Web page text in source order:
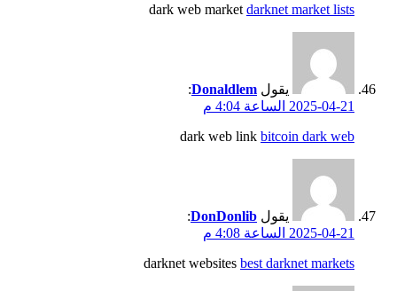
dark web marketdarknet market lists
يقول Donaldlem
:
2025-04-21 الساعة 4:04 م
dark web linkbitcoin dark web
يقول DonDonlib
:
2025-04-21 الساعة 4:08 م
darknet websitesbest darknet markets